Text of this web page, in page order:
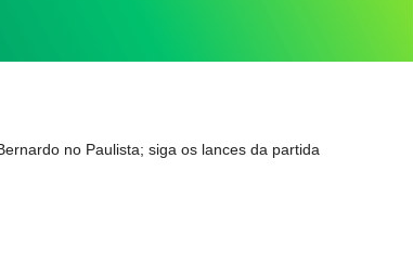
no Paulista; siga os lances da partida